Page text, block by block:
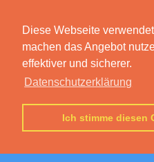
Diese Webseite
machen das Angebot
effektiver und sicherer.
Datenschutzerklärung
Ich stimme diesen